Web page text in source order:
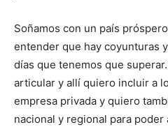
Soñamos con un país
entender que hay coyunturas
días que tenemos que
articular y allí quiero incluir a
empresa privada y quiero
nacional y regional para